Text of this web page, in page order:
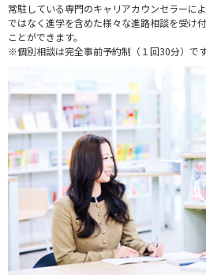
常駐している専門のキャリアカウンセラーに
ではなく進学を含めた様々な進路相談を受け
ことができます。
※個別相談は完全事前予約制（１回30分）です